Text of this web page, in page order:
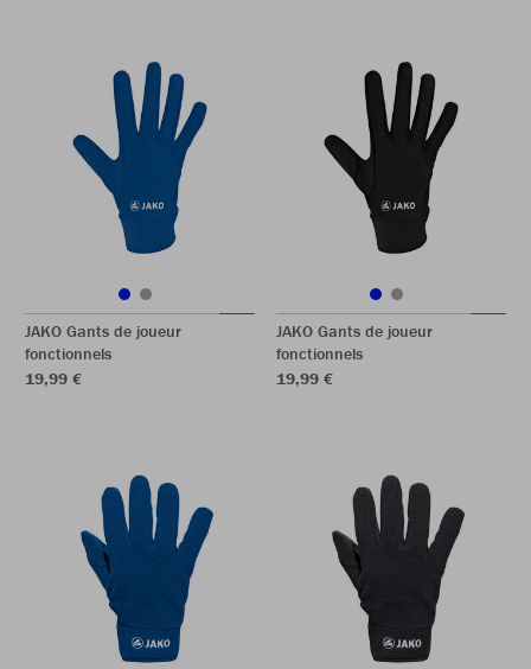
JAKO Gants de joueur
fonctionnels
19,99 €
JAKO Gants de joueur
fonctionnels
19,99 €